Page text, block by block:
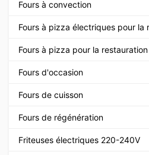
Fours à convection
Fours à pizza électriques pour la
Fours à pizza pour la restauration
Fours d'occasion
Fours de cuisson
Fours de régénération
Friteuses électriques 220-240V